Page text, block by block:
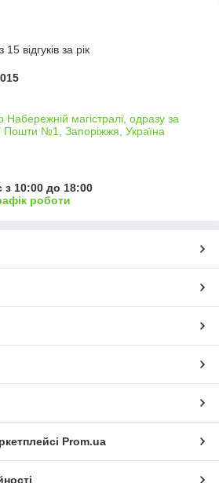
відгуків за рік
магістралі, одразу за
Пошти №1, Запоріжжя, Україна
з 10:00 до 18:00
роботи
Prom.ua